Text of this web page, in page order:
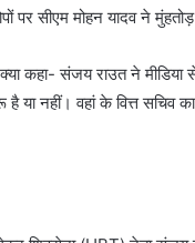
पर सीएम मोहन यादव ने
कहा- संजय राउत ने
नहीं। वहां के वित्त सचिव